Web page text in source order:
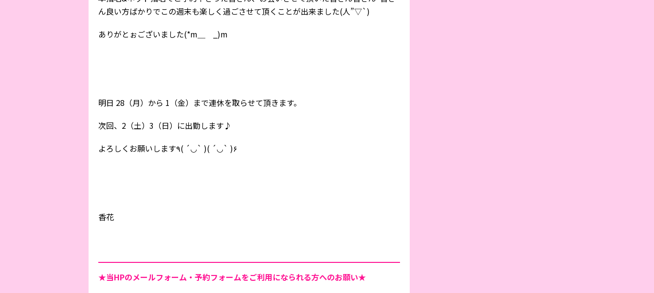
ん良い方ばかりでこの週末も楽しく過ごさせて頂くことが出来ました(人”▽`)
ありがとぉございました(*m＿ _)m
明日 28（月）から 1（金）まで連休を取らせて頂きます。
次回、2（土）3（日）に出勤します♪
よろしくお願いします٩( ´◡` )( ´◡` )۶
香花
★当HPのメールフォーム・予約フォームをご利用になられる方へのお願い★